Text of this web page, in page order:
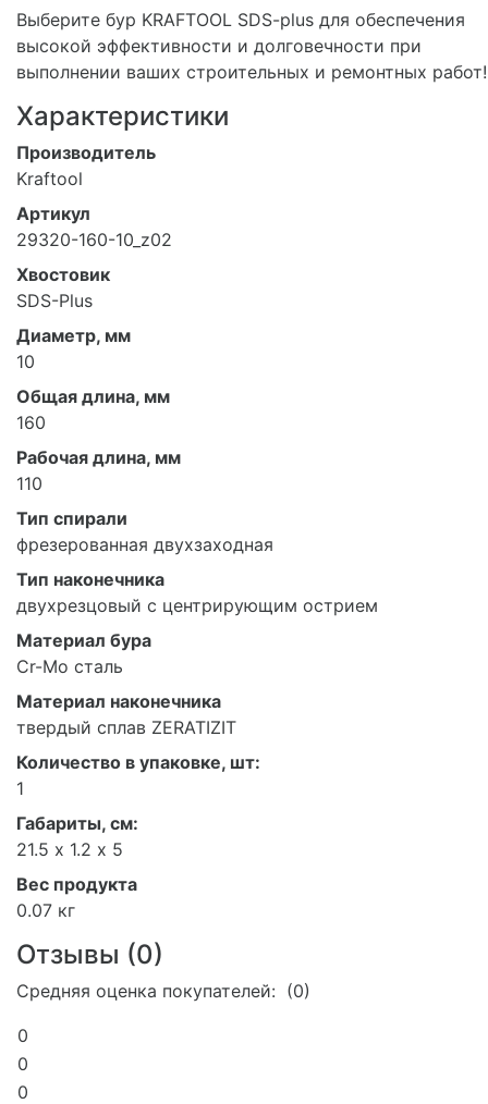
Выберите бур KRAFTOOL SDS-plus для обеспечения
высокой эффективности и долговечности при
выполнении ваших строительных и ремонтных работ!
Характеристики
Производитель
Kraftool
Артикул
29320-160-10_z02
Хвостовик
SDS-Plus
Диаметр, мм
10
Общая длина, мм
160
Рабочая длина, мм
110
Тип спирали
фрезерованная двухзаходная
Тип наконечника
двухрезцовый с центрирующим острием
Материал бура
Cr-Mo сталь
Материал наконечника
твердый сплав ZERATIZIT
Количество в упаковке, шт:
1
Габариты, см:
21.5 х 1.2 х 5
Вес продукта
0.07 кг
Отзывы (0)
Средняя оценка покупателей: (0)
0
0
0